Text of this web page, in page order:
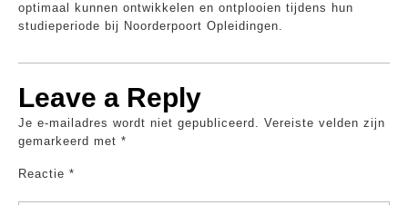
optimaal kunnen ontwikkelen en ontplooien tijdens hun
studieperiode bij Noorderpoort Opleidingen.
Leave a Reply
Je e-mailadres wordt niet gepubliceerd. Vereiste velden zijn
gemarkeerd met *
Reactie *